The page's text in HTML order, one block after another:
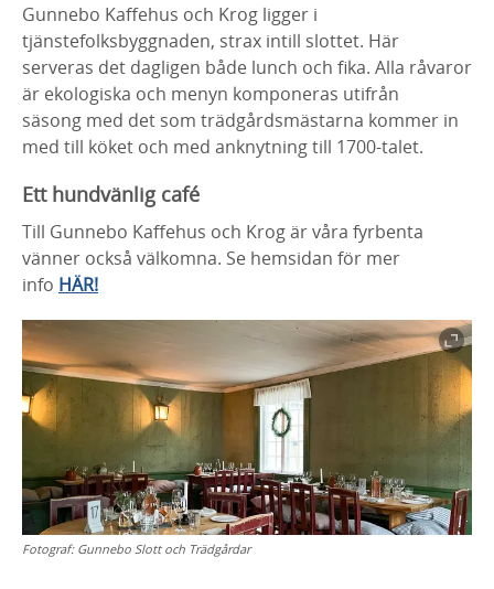
Gunnebo Kaffehus och Krog ligger i
tjänstefolksbyggnaden, strax intill slottet. Här
serveras det dagligen både lunch och fika. Alla råvaror
är ekologiska och menyn komponeras utifrån
säsong med det som trädgårdsmästarna kommer in
med till köket och med anknytning till 1700-talet.
Ett hundvänlig café
Till Gunnebo Kaffehus och Krog är våra fyrbenta
vänner också välkomna. Se hemsidan för mer
info HÄR!
Fotograf: Gunnebo Slott och Trädgårdar